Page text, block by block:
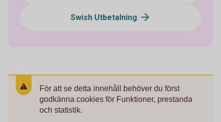
Swish Utbetalning
För att se detta innehåll behöver du först
godkänna cookies för Funktioner, prestanda
och statistik.